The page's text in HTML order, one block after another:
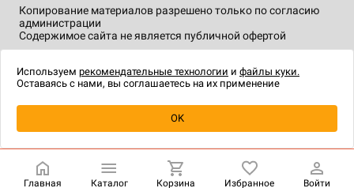
Уведомить о наличии
Копирование материалов разрешено только по согласию
администрации
Содержимое сайта не является публичной офертой
технологии.
Главная Каталог Корзина Избранное Войти
Используем рекомендательные технологии и файлы куки.
Оставаясь с нами, вы соглашаетесь на их применение
OK